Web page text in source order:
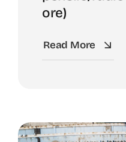
ore)
Read More